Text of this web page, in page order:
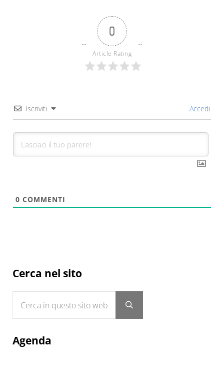
0
Article Rating
Iscriviti Accedi
0 COMMENTI
Sidebar
Cerca nel sito
Submit search
Agenda